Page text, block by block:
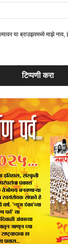
या ब्राउझरमध्ये माझे